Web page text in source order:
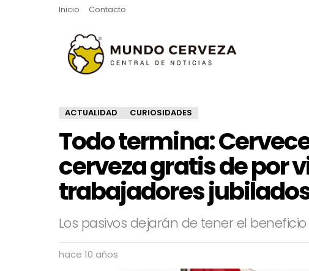
Inicio Contacto
ACTUALIDAD CURIOSIDADES
Todo termina:
cerveza gratis de por
trabajadores
Los pasivos dejarán de tener el beneficio
hace 10 años